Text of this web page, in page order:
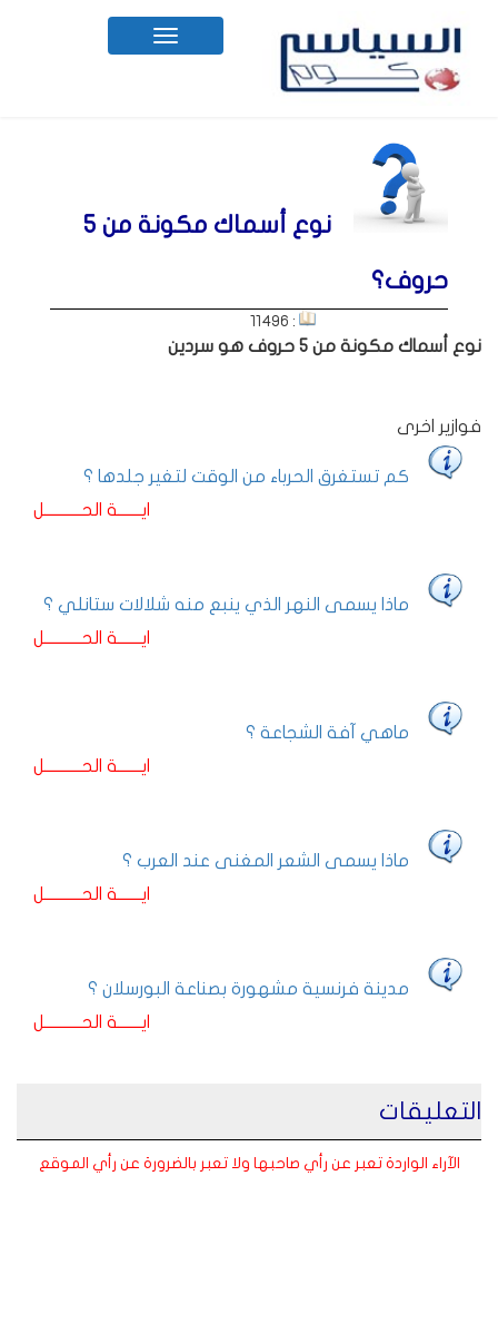
Toggle
navigation
نوع أسماك مكونة من 5
حروف؟
: 11496
نوع أسماك مكونة من 5 حروف هو سردين
فوازير اخرى
كم تستغرق الحرباء من الوقت لتغير جلدها ؟
ايـــــــة الحـــــــــــل
ماذا يسمى النهر الذي ينبع منه شلالات ستانلي ؟
ايـــــــة الحـــــــــــل
ماهي آفة الشجاعة ؟
ايـــــــة الحـــــــــــل
ماذا يسمى الشعر المغنى عند العرب ؟
ايـــــــة الحـــــــــــل
مدينة فرنسية مشهورة بصناعة البورسلان ؟
ايـــــــة الحـــــــــــل
التعليقات
الآراء الواردة تعبر عن رأي صاحبها ولا تعبر بالضرورة عن رأي الموقع